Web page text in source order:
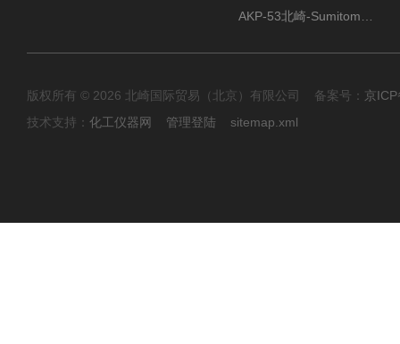
版权所有 © 2026 北崎国际贸易（北京）有限公司 备案号： 京
技术支持： 化工仪器网 管理登陆 sitemap.xml